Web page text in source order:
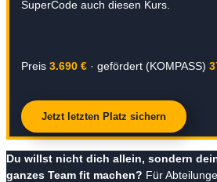
SuperCode auch diesen Kurs.
Preis 3.690 € · gefördert (KOMPASS)
Jetzt letzten Platz sichern
Du willst nicht dich allein, sondern
ganzes Team fit machen? Für